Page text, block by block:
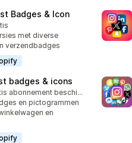
Badges & Icon
totaal
met diverse
verzendbadges
badges & icons
totaal
Gratis abonnement beschikbaar
en pictogrammen
en